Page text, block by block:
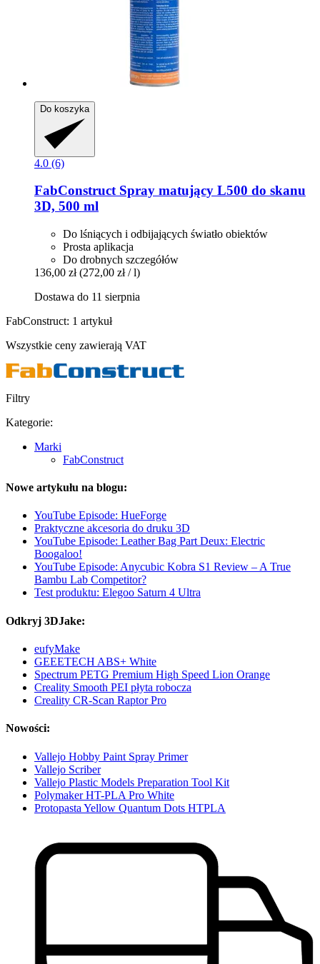
Do koszyka
4.0 (6)
FabConstructSpray matujący L500 do skanu
3D, 500 ml
Do lśniących i odbijających światło obiektów
Prosta aplikacja
Do drobnych szczegółów
136,00 zł (272,00 zł / l)
Dostawa do 11 sierpnia
FabConstruct: 1 artykuł
Wszystkie ceny zawierają VAT
Filtry
Kategorie:
Marki
FabConstruct
Nowe artykułu na blogu:
YouTube Episode: HueForge
Praktyczne akcesoria do druku 3D
YouTube Episode: Leather Bag Part Deux: Electric
Boogaloo!
YouTube Episode: Anycubic Kobra S1 Review – A True
Bambu Lab Competitor?
Test produktu: Elegoo Saturn 4 Ultra
Odkryj 3DJake:
eufyMake
GEEETECH ABS+ White
Spectrum PETG Premium High Speed Lion Orange
Creality Smooth PEI płyta robocza
Creality CR-Scan Raptor Pro
Nowości:
Vallejo Hobby Paint Spray Primer
Vallejo Scriber
Vallejo Plastic Models Preparation Tool Kit
Polymaker HT-PLA Pro White
Protopasta Yellow Quantum Dots HTPLA